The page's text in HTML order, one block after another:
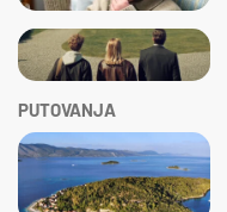
PUTOVANJA